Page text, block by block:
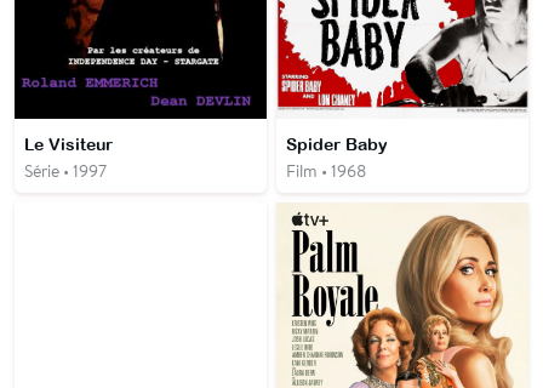
Le Visiteur
Série • 1997
Spider Baby
Film • 1968